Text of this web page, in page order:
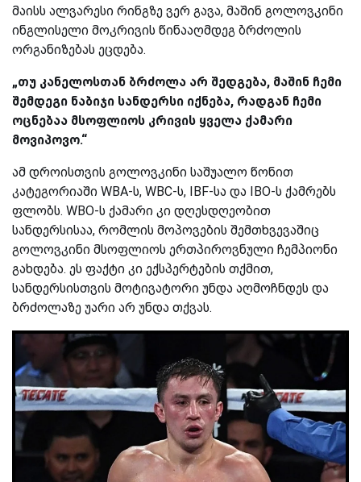
მაისს ალვარესი რინგზე ვერ გავა, მაშინ გოლოვკინი
ინგლისელი მოკრივის წინააღმდეგ ბრძოლის
ორგანიზებას ეცდება.
„თუ კანელოსთან ბრძოლა არ შედგება, მაშინ ჩემი
შემდეგი ნაბიჯი სანდერსი იქნება, რადგან ჩემი
ოცნებაა მსოფლიოს კრივის ყველა ქამარი
მოვიპოვო.“
ამ დროისთვის გოლოვკინი საშუალო წონით
კატეგორიაში WBA-ს, WBC-ს, IBF-სა და IBO-ს ქამრებს
ფლობს. WBO-ს ქამარი კი დღესდღეობით
სანდერსისაა, რომლის მოპოვების შემთხვევაშიც
გოლოვკინი მსოფლიოს ერთპიროვნული ჩემპიონი
გახდება. ეს ფაქტი კი ექსპერტების თქმით,
სანდერსისთვის მოტივატორი უნდა აღმოჩნდეს და
ბრძოლაზე უარი არ უნდა თქვას.